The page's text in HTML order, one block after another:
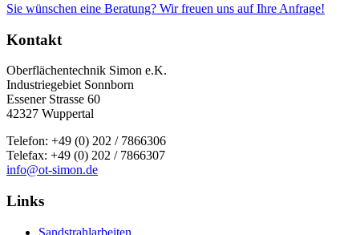
Sie wünschen eine Beratung? Wir freuen uns auf Ihre Anfrage!
Kontakt
Oberflächentechnik Simon e.K.
Industriegebiet Sonnborn
Essener Strasse 60
42327 Wuppertal
Telefon: +49 (0) 202 / 7866306
Telefax: +49 (0) 202 / 7866307
info@ot-simon.de
Links
Sandstrahlarbeiten